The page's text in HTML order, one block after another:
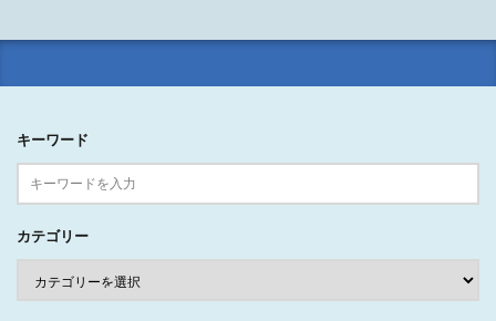
キーワード
カテゴリー